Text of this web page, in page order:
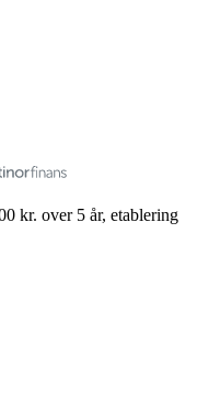
kr. over 5 år, etablering